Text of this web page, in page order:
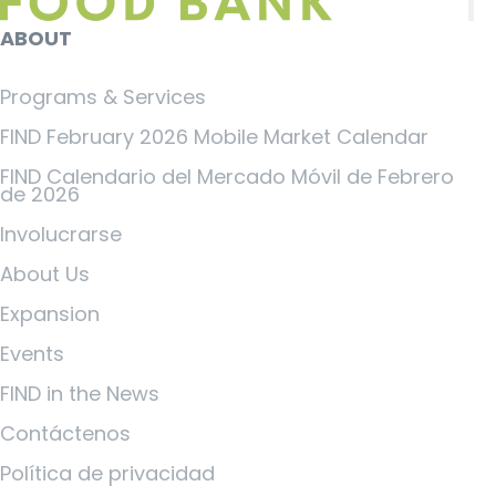
ABOUT
Programs & Services
FIND February 2026 Mobile Market Calendar
FIND Calendario del Mercado Móvil de Febrero
de 2026
Involucrarse
About Us
Expansion
Events
FIND in the News
Contáctenos
Política de privacidad